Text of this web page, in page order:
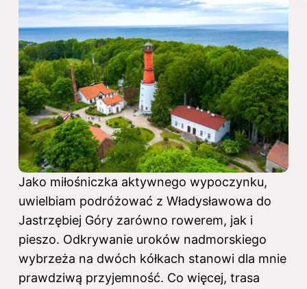
Jako miłośniczka aktywnego wypoczynku,
uwielbiam podróżować z Władysławowa do
Jastrzębiej Góry zarówno rowerem, jak i
pieszo. Odkrywanie uroków nadmorskiego
wybrzeża na dwóch kółkach stanowi dla mnie
prawdziwą przyjemność. Co więcej, trasa